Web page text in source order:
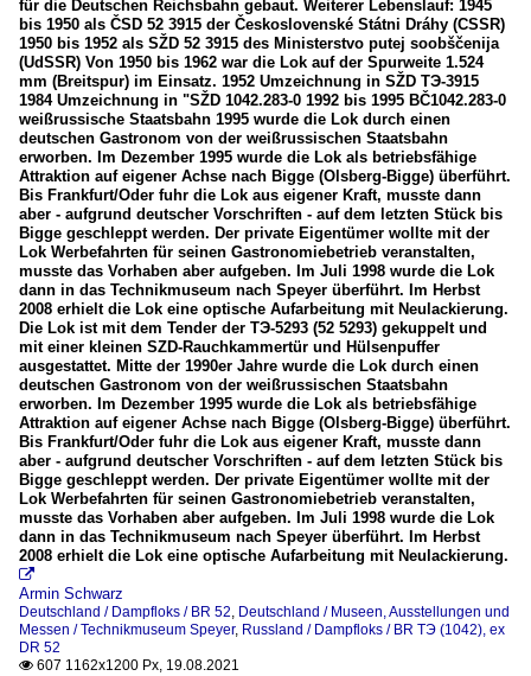
für die Deutschen Reichsbahn gebaut. Weiterer Lebenslauf: 1945
bis 1950 als ČSD 52 3915 der Československé Státni Dráhy (CSSR)
1950 bis 1952 als SŽD 52 3915 des Ministerstvo putej soobščenija
(UdSSR) Von 1950 bis 1962 war die Lok auf der Spurweite 1.524
mm (Breitspur) im Einsatz. 1952 Umzeichnung in SŽD TЭ-3915
1984 Umzeichnung in "SŽD 1042.283-0 1992 bis 1995 BČ1042.283-0
weißrussische Staatsbahn 1995 wurde die Lok durch einen
deutschen Gastronom von der weißrussischen Staatsbahn
erworben. Im Dezember 1995 wurde die Lok als betriebsfähige
Attraktion auf eigener Achse nach Bigge (Olsberg-Bigge) überführt.
Bis Frankfurt/Oder fuhr die Lok aus eigener Kraft, musste dann
aber - aufgrund deutscher Vorschriften - auf dem letzten Stück bis
Bigge geschleppt werden. Der private Eigentümer wollte mit der
Lok Werbefahrten für seinen Gastronomiebetrieb veranstalten,
musste das Vorhaben aber aufgeben. Im Juli 1998 wurde die Lok
dann in das Technikmuseum nach Speyer überführt. Im Herbst
2008 erhielt die Lok eine optische Aufarbeitung mit Neulackierung.
Die Lok ist mit dem Tender der TЭ-5293 (52 5293) gekuppelt und
mit einer kleinen SZD-Rauchkammertür und Hülsenpuffer
ausgestattet. Mitte der 1990er Jahre wurde die Lok durch einen
deutschen Gastronom von der weißrussischen Staatsbahn
erworben. Im Dezember 1995 wurde die Lok als betriebsfähige
Attraktion auf eigener Achse nach Bigge (Olsberg-Bigge) überführt.
Bis Frankfurt/Oder fuhr die Lok aus eigener Kraft, musste dann
aber - aufgrund deutscher Vorschriften - auf dem letzten Stück bis
Bigge geschleppt werden. Der private Eigentümer wollte mit der
Lok Werbefahrten für seinen Gastronomiebetrieb veranstalten,
musste das Vorhaben aber aufgeben. Im Juli 1998 wurde die Lok
dann in das Technikmuseum nach Speyer überführt. Im Herbst
2008 erhielt die Lok eine optische Aufarbeitung mit Neulackierung.

Armin Schwarz
Deutschland / Dampfloks / BR 52, Deutschland / Museen, Ausstellungen und
Messen / Technikmuseum Speyer, Russland / Dampfloks / BR TЭ (1042), ex
DR 52
 607 1162x1200 Px, 19.08.2021